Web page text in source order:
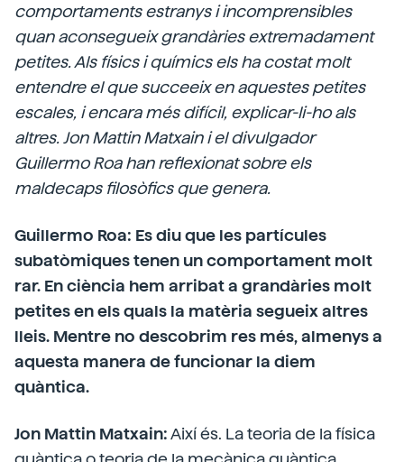
comportaments estranys i incomprensibles
quan aconsegueix grandàries extremadament
petites. Als físics i químics els ha costat molt
entendre el que succeeix en aquestes petites
escales, i encara més difícil, explicar-li-ho als
altres. Jon Mattin Matxain i el divulgador
Guillermo Roa han reflexionat sobre els
maldecaps filosòfics que genera.
Guillermo Roa: Es diu que les partícules
subatòmiques tenen un comportament molt
rar. En ciència hem arribat a grandàries molt
petites en els quals la matèria segueix altres
lleis. Mentre no descobrim res més, almenys a
aquesta manera de funcionar la diem
quàntica.
Jon Mattin Matxain:Així és. La teoria de la física